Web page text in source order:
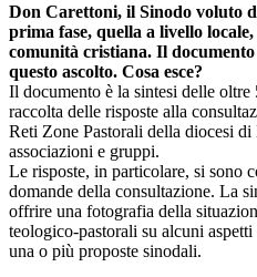
Don Carettoni, il Sinodo voluto
prima fase, quella a livello
comunità cristiana. Il
questo ascolto. Cosa esce?
Il documento è la sintesi delle
raccolta delle risposte alla
Reti Zone Pastorali della diocesi
associazioni e gruppi.
Le risposte, in particolare, si sono
domande della consultazione. La
offrire una fotografia della
teologico-pastorali su alcuni
una o più proposte sinodali.